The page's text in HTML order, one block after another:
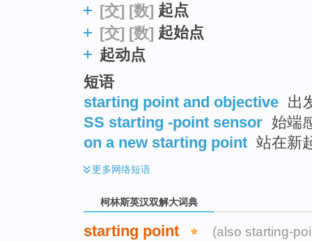
[交] [数] 起点
[交] [数] 起始点
起动点
短语
starting point and objective 出
SS starting -point sensor 始端
on a new starting point 站在新
更多网络短语
柯林斯英汉双解大词典
starting point (also starting-